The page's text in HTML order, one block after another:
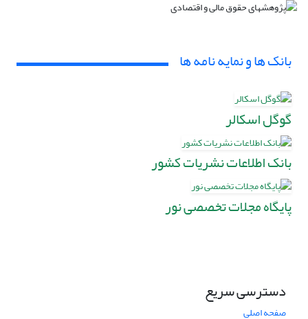
بانک ها و نمایه نامه ها
گوگل اسکالر
بانک اطلاعات نشریات کشور
پایگاه مجلات تخصصی نور
دسترسی سریع
صفحه اصلی